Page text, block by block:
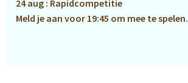
24 aug : Rapidcompetitie
Meld je aan voor 19:45 om mee te spelen.